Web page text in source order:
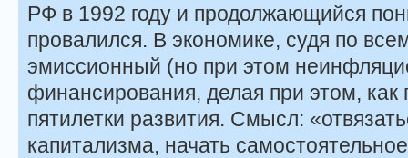
РФ в 1992 году и продолжающийся
провалился. В экономике, судя по
эмиссионный (но при этом
финансирования, делая при этом,
пятилетки развития. Смысл:
капитализма, начать